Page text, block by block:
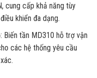
cung cấp khả năng tùy
khiển đa dạng.
: Biến tần MD310 hỗ trợ vận
các hệ thống yêu cầu